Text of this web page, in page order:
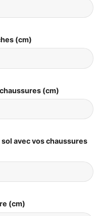
(cm)
(cm)
avec vos chaussures
(cm)